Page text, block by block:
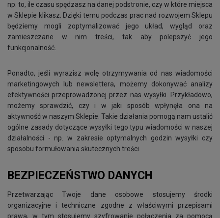
np. to, ile czasu spędzasz na danej podstronie, czy w które miejsca
w Sklepie klikasz. Dzięki temu podczas prac nad rozwojem Sklepu
będziemy mogli zoptymalizować jego układ, wygląd oraz
zamieszczane w nim treści, tak aby polepszyć jego
funkcjonalność.
Ponadto, jeśli wyrazisz wolę otrzymywania od nas wiadomości
marketingowych lub newslettera, możemy dokonywać analizy
efektywności przeprowadzonej przez nas wysyłki. Przykładowo,
możemy sprawdzić, czy i w jaki sposób wpłynęła ona na
aktywność w naszym Sklepie. Takie działania pomogą nam ustalić
ogólne zasady dotyczące wysyłki tego typu wiadomości w naszej
działalności - np. w zakresie optymalnych godzin wysyłki czy
sposobu formułowania skutecznych treści.
BEZPIECZEŃSTWO DANYCH
Przetwarzając Twoje dane osobowe stosujemy środki
organizacyjne i techniczne zgodne z właściwymi przepisami
prawa, w tym stosujemy szyfrowanie połączenia za pomocą